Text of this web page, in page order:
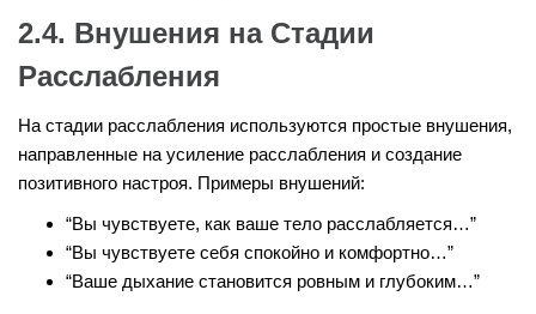
2.4. Внушения на Стадии
Расслабления
На стадии расслабления используются простые внушения,
направленные на усиление расслабления и создание
позитивного настроя. Примеры внушений:
“Вы чувствуете, как ваше тело расслабляется…”
“Вы чувствуете себя спокойно и комфортно…”
“Ваше дыхание становится ровным и глубоким…”